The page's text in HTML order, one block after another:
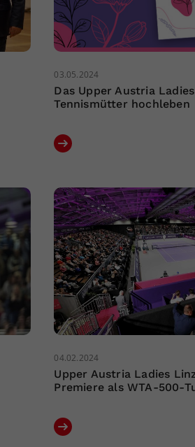
03.05.2024
Das Upper Austria
Tennismütter hochleben
04.02.2024
Upper Austria Ladies
Premiere als WTA-500-